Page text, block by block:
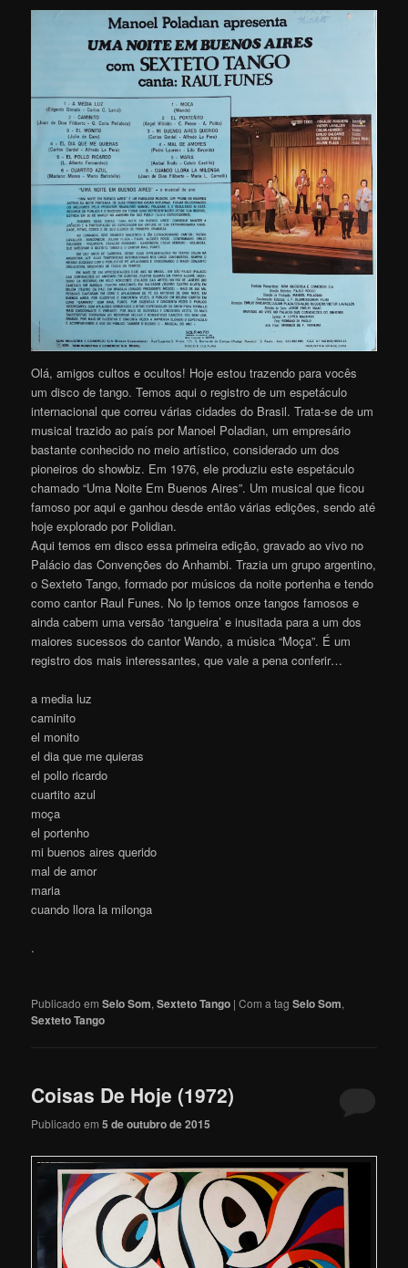
Olá, amigos cultos e ocultos! Hoje estou trazendo para vocês
um disco de tango. Temos aqui o registro de um espetáculo
internacional que correu várias cidades do Brasil. Trata-se de um
musical trazido ao país por Manoel Poladian, um empresário
bastante conhecido no meio artístico, considerado um dos
pioneiros do showbiz. Em 1976, ele produziu este espetáculo
chamado “Uma Noite Em Buenos Aires”. Um musical que ficou
famoso por aqui e ganhou desde então várias edições, sendo até
hoje explorado por Polidian.
Aqui temos em disco essa primeira edição, gravado ao vivo no
Palácio das Convenções do Anhambi. Trazia um grupo argentino,
o Sexteto Tango, formado por músicos da noite portenha e tendo
como cantor Raul Funes. No lp temos onze tangos famosos e
ainda cabem uma versão ‘tangueira’ e inusitada para a um dos
maiores sucessos do cantor Wando, a música “Moça”. É um
registro dos mais interessantes, que vale a pena conferir…
a media luz
caminito
el monito
el dia que me quieras
el pollo ricardo
cuartito azul
moça
el portenho
mi buenos aires querido
mal de amor
maria
cuando llora la milonga
.
Publicado em Selo Som,Sexteto Tango |Com a tagSelo Som,
Sexteto Tango
Coisas De Hoje (1972)
Publicado em5 de outubro de 2015